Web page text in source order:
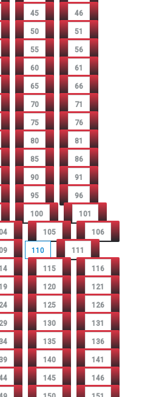
45 46
50 51
55 56
60 61
65 66
70 71
75 76
80 81
85 86
90 91
95 96
100 101
105 106
110 111
115 116
120 121
125 126
130 131
135 136
140 141
145 146